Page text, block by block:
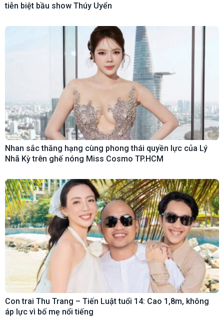
tiễn biệt bầu show Thúy Uyển
Nhan sắc thăng hạng cùng phong thái quyền lực của Lý
Nhã Kỳ trên ghế nóng Miss Cosmo TP.HCM
Con trai Thu Trang – Tiến Luật tuổi 14: Cao 1,8m, không
áp lực vì bố mẹ nổi tiếng